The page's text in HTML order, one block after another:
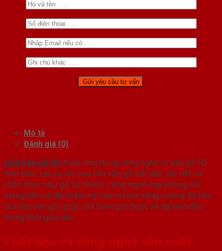
Mô tả
Đánh giá (0)
Cửa vân gỗ 5D được ứng dụng công nghệ in vân gỗ 5D
tiên tiến, tạo ra các họa tiết vân gỗ nổi bật, sắc nét và
chân thực như gỗ tự nhiên. Công nghệ này không chỉ
mang đến vẻ đẹp thẩm mỹ cao mà còn tăng cường độ bền
của lớp vân gỗ, giúp cửa luôn giữ được vẻ đẹp ban đầu
trong thời gian dài.
Chất liệu và công nghệ sản xuất